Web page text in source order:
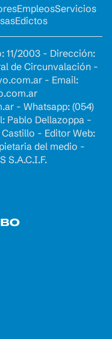
EmpleosServicios
Edictos
11/2003 - Dirección:
de Circunvalación -
- Email:
- Whatsapp: (054)
Pablo Dellazoppa -
- Editor Web:
del medio -
S.A.C.I.F.